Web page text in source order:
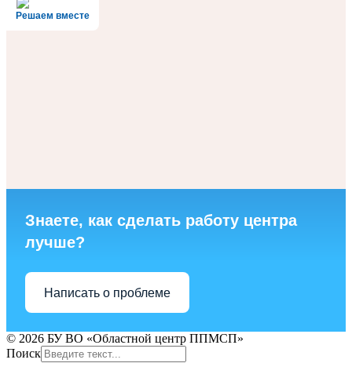
Решаем вместе
Знаете, как сделать работу центра
лучше?
Написать о проблеме
© 2026 БУ ВО «Областной центр ППМСП»
Поиск